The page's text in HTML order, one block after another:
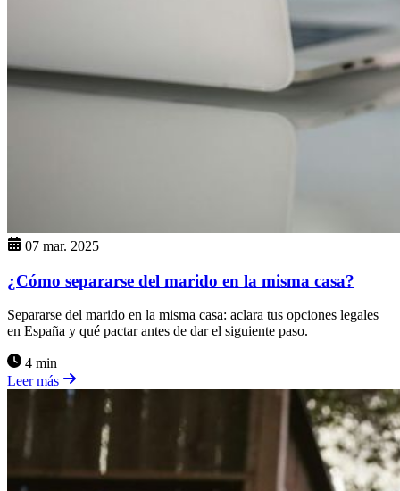
07 mar. 2025
¿Cómo separarse del marido en la misma casa?
Separarse del marido en la misma casa: aclara tus opciones legales
en España y qué pactar antes de dar el siguiente paso.
4 min
Leer más